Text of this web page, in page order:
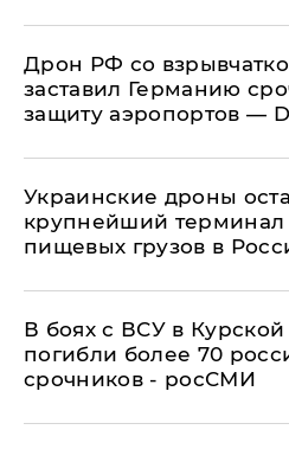
​Дрон РФ со
заставил Германию
защиту аэропортов —
Украинские дроны
крупнейший терминал
пищевых грузов в
В боях с ВСУ в Курской
погибли более 70
срочников - росСМИ